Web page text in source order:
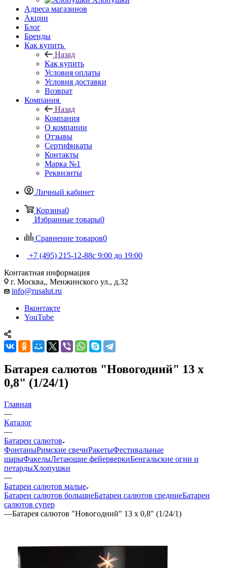
Адреса магазинов
Акции
Блог
Бренды
Как купить
Назад
Как купить
Условия оплаты
Условия доставки
Возврат
Компания
Назад
Компания
О компании
Отзывы
Сертификаты
Контакты
Марка №1
Реквизиты
Личный кабинет
Корзина0
Избранные товары0
Сравнение товаров0
+7 (495) 215-12-88c 9:00 до 19:00
Контактная информация
г. Москва,, Менжинского ул., д.32
info@rusalut.ru
Вконтакте
YouTube
Батарея салютов "Новогодний" 13 х
0,8" (1/24/1)
Главная
—
Каталог
—
Батареи салютов
ФонтаныРимские свечиРакетыФестивальные
шарыФакелыЛетающие фейерверкиБенгальские огни и
петардыХлопушки
—
Батареи салютов малые
Батареи салютов большиеБатареи салютов средниеБатареи
салютов супер
—Батарея салютов "Новогодний" 13 х 0,8" (1/24/1)